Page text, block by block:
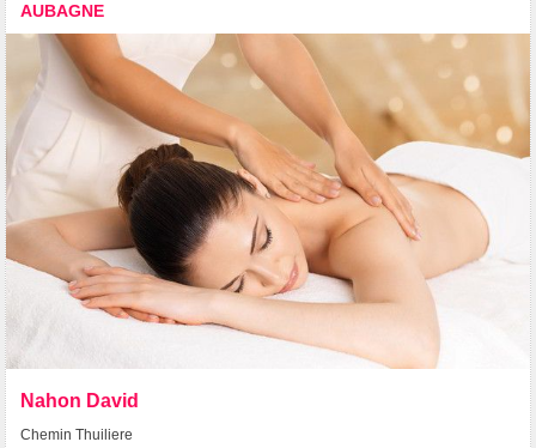
AUBAGNE
Nahon David
Chemin Thuiliere